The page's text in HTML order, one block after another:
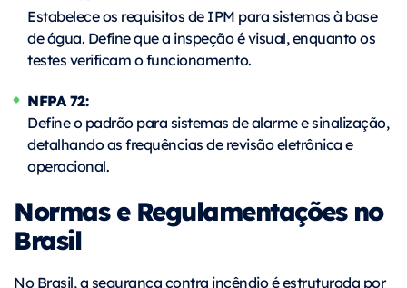
Estabelece os requisitos de IPM para sistemas à base
de água. Define que a inspeção é visual, enquanto os
testes verificam o funcionamento.
NFPA 72:
Define o padrão para sistemas de alarme e sinalização,
detalhando as frequências de revisão eletrônica e
operacional.
Normas e Regulamentações no
Brasil
No Brasil, a segurança contra incêndio é estruturada por